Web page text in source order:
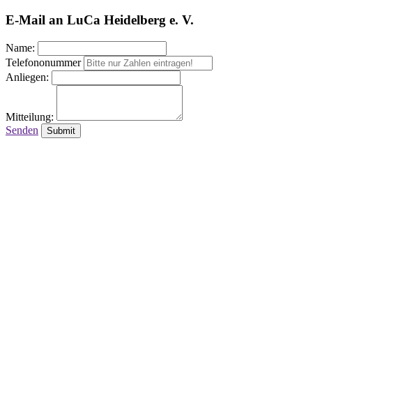
E-Mail an LuCa Heidelberg e. V.
Name:
Telefononummer
Anliegen:
Mitteilung:
Senden